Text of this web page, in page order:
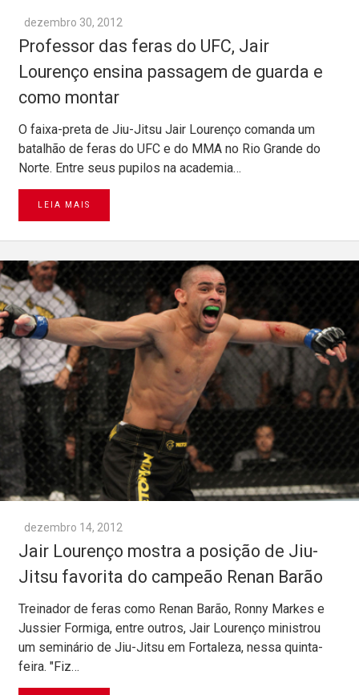
dezembro 30, 2012
Professor das feras do UFC, Jair
Lourenço ensina passagem de guarda e
como montar
O faixa-preta de Jiu-Jitsu Jair Lourenço comanda um
batalhão de feras do UFC e do MMA no Rio Grande do
Norte. Entre seus pupilos na academia…
LEIA MAIS
dezembro 14, 2012
Jair Lourenço mostra a posição de Jiu-
Jitsu favorita do campeão Renan Barão
Treinador de feras como Renan Barão, Ronny Markes e
Jussier Formiga, entre outros, Jair Lourenço ministrou
um seminário de Jiu-Jitsu em Fortaleza, nessa quinta-
feira. "Fiz…